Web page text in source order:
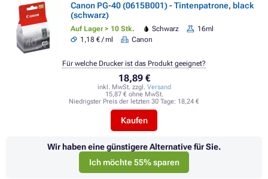
Canon PG-40 (0615B001) - Tintenpatrone, black
(schwarz)
Auf Lager > 10 Stk. Schwarz
16ml
1,18 € / ml
Canon
18,89 €
inkl. MwSt. zzgl. Versand
15,87 € ohne MwSt.
Niedrigster Preis der letzten 30 Tage: 18,24 €
Kaufen
Für welche Drucker ist das Produkt geeignet?
Wir haben eine günstigere Alternative für Sie.
Ich möchte 55% sparen